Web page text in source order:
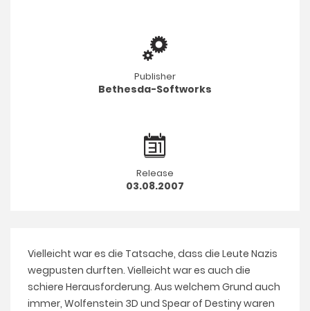
Publisher
Bethesda-Softworks
Release
03.08.2007
Vielleicht war es die Tatsache, dass die Leute Nazis
wegpusten durften. Vielleicht war es auch die
schiere Herausforderung. Aus welchem Grund auch
immer, Wolfenstein 3D und Spear of Destiny waren